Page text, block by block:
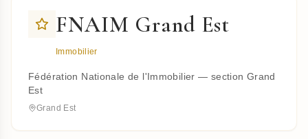
FNAIM Grand Est
Immobilier
Fédération Nationale de l'Immobilier — section Grand
Est
Grand Est